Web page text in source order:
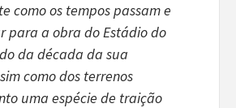
como os tempos passam e
para a obra do Estádio do
da década da sua
como dos terrenos
uma espécie de traição